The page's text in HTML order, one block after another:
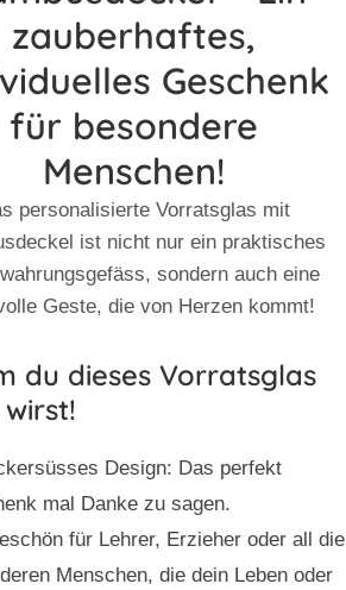
zauberhaftes,
Geschenk
für besondere
Menschen!
personalisierte Vorratsglas mit
ist nicht nur ein praktisches
sondern auch eine
Geste, die von Herzen kommt!
du dieses Vorratsglas
Design: Das perfekt
mal Danke zu sagen.
für Lehrer, Erzieher oder all die
Menschen, die dein Leben oder